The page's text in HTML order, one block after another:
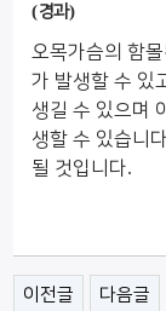
(경과)
오목가슴의 함
가 발생할 수 있
생길 수 있으며
생할 수 있습니다
될 것입니다.
이전글 다음글